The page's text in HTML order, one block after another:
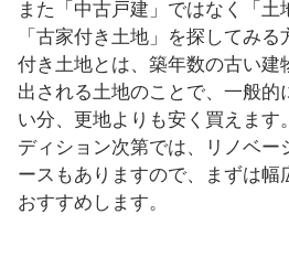
また「中古戸建」ではなく「土
「古家付き土地」を探してみ
付き土地とは、築年数の古い建
出される土地のことで、一般的
い分、更地よりも安く買えます
ディション次第では、リノベー
ースもありますので、まずは幅
おすすめします。